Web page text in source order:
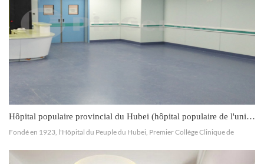
Hôpital populaire provincial du Hubei (hôpital populaire de l'université de Wuhan)
Fondé en 1923, l'Hôpital du Peuple du Hubei, Premier Collège Clinique de
de classe A de niveau III, un hôpital de fenêt...